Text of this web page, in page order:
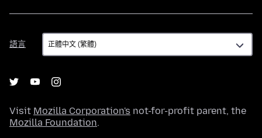
語言
語
言
Visit Mozilla Corporation's not-for-profit parent, the
Mozilla Foundation.